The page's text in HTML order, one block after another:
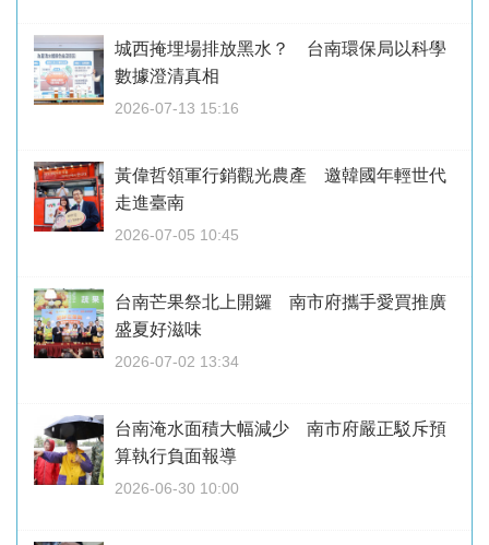
城西掩埋場排放黑水？ 台南環保局以科學
數據澄清真相
2026-07-13 15:16
黃偉哲領軍行銷觀光農產 邀韓國年輕世代
走進臺南
2026-07-05 10:45
台南芒果祭北上開鑼 南市府攜手愛買推廣
盛夏好滋味
2026-07-02 13:34
台南淹水面積大幅減少 南市府嚴正駁斥預
算執行負面報導
2026-06-30 10:00